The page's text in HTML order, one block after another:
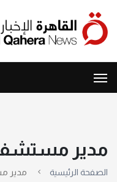
مدير
الصفحة الرئيسية مدير